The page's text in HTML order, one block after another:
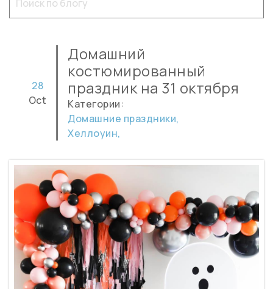
Домашний
костюмированный
праздник на 31 октября
28
Oct
Категории:
Домашние праздники,
Хеллоуин,